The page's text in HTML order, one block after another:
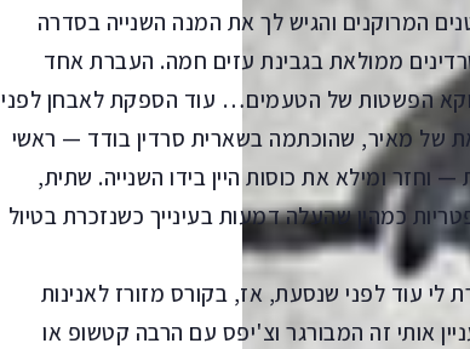
המרוקנים והגיש לך את המנה השנייה בסדרה
ממולאת בגבינת עזים חמה. העברת אחד
הפשטות של הטעמים… עוד הספקת לאבחן לפני
של מאיר, שהוכתמה בשארית סרדין בודד — ראשי
— וחזר ומילא את כוסות היין בידו השנייה. שתית,
כמהין שהעלה דמעות בעינייך כשנזכרת בטיול
לי עוד לפני שנסעת, אז, בקורס מזורז לאנינות
אותי זה המבורגר וצ'יפס עם הרבה קטשופ או